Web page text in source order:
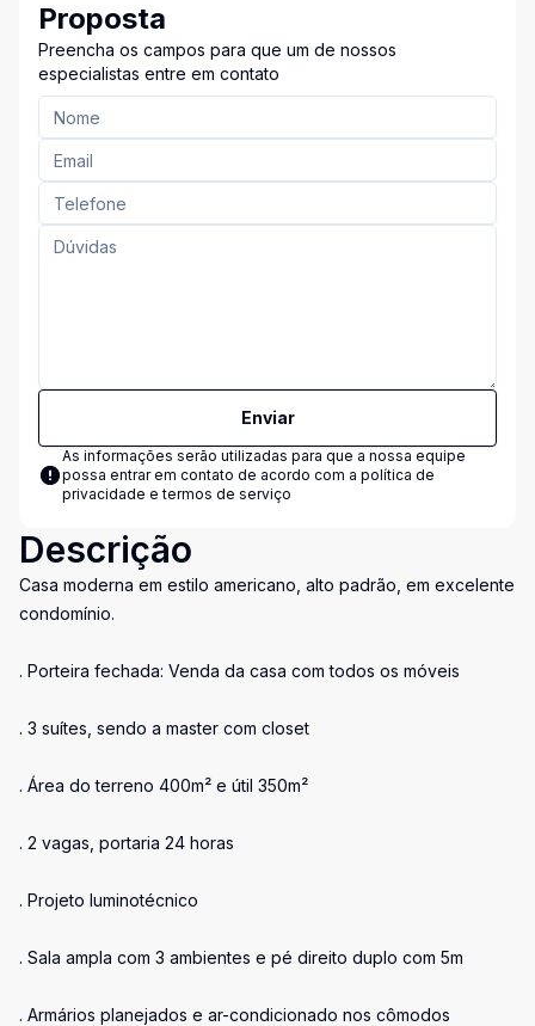
Proposta
Preencha os campos para que um de nossos
especialistas entre em contato
Enviar
As informações serão utilizadas para que a nossa equipe
possa entrar em contato de acordo com a política de
privacidade e termos de serviço
Descrição
Casa moderna em estilo americano, alto padrão, em excelente
condomínio.
. Porteira fechada: Venda da casa com todos os móveis
. 3 suítes, sendo a master com closet
. Área do terreno 400m² e útil 350m²
. 2 vagas, portaria 24 horas
. Projeto luminotécnico
. Sala ampla com 3 ambientes e pé direito duplo com 5m
. Armários planejados e ar-condicionado nos cômodos